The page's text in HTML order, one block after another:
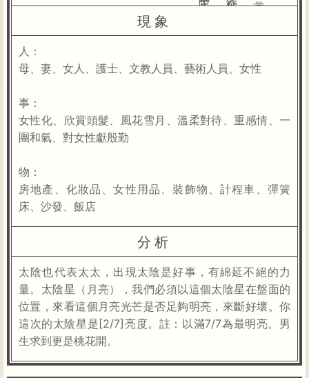
現象
人：
母、妻、女人、護士、文教人員、藝術人員、女性
事：
女性化、欣賞頭髮、風花雪月、溫柔對待、重感情、一
團和氣、對女性獻殷勤
物：
房地產、化妝品、女性用品、裝飾物、計程車、彈簧
床、沙發、飯店
分析
太陰也代表太太，出現太陰是好事，有綿延不絕的力
量。太陰星（月亮），我們必須以這個太陰星在盤面的
位置，來看這個月亮光芒是否足夠明亮，來斷好壞。你
這次的太陰星是[2/7]亮度。註：以滿7/7為最明亮。男
生求到更是桃花開。